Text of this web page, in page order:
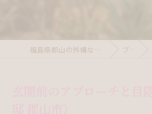
福島県郡山の外構ならシュガリーハウス ブログ